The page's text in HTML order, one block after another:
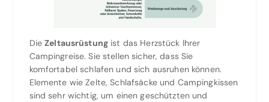
DieZeltausrüstung ist das Herzstück Ihrer
Campingreise. Sie stellen sicher, dass Sie
komfortabel schlafen und sich ausruhen können.
Elemente wie Zelte, Schlafsäcke und Campingkissen
sind sehr wichtig, um einen geschützten und